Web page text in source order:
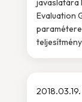
javaslatára
Evaluation
2018.03.19.